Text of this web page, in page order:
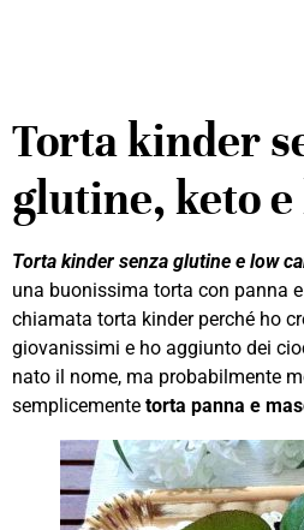
Torta kinder
glutine, keto
Torta kinder senza glutine e low
una buonissima torta con panna
chiamata torta kinder perché ho
giovanissimi e ho aggiunto dei
nato il nome, ma probabilmente
semplicemente torta panna e